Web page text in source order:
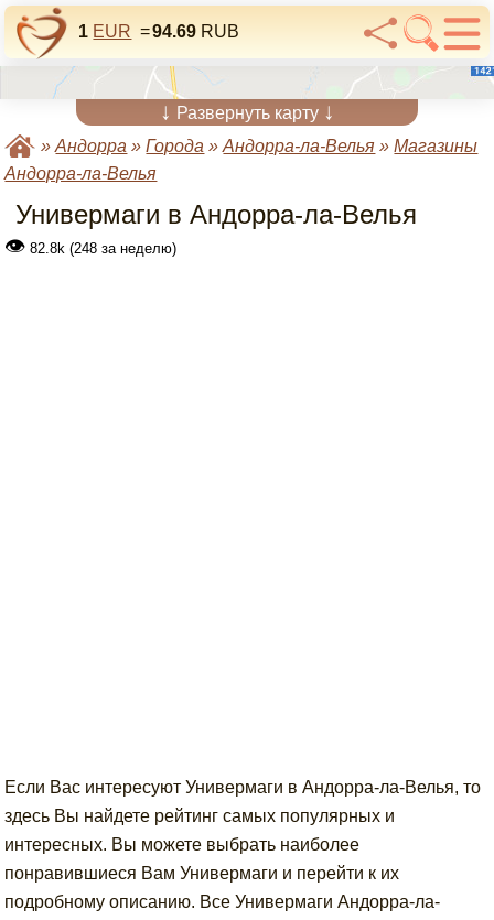
1 EUR =94.69 RUB
↓ Развернуть карту ↓
»Андорра »Города »Андорра-ла-Велья »Магазины
Андорра-ла-Велья
Универмаги в Андорра-ла-Велья
👁 82.8k (248 за неделю)
Если Вас интересуют Универмаги в Андорра-ла-Велья, то
здесь Вы найдете рейтинг самых популярных и
интересных. Вы можете выбрать наиболее
понравившиеся Вам Универмаги и перейти к их
подробному описанию. Все Универмаги Андорра-ла-